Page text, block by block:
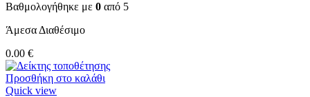
Βαθμολογήθηκε με 0 από 5
Άμεσα Διαθέσιμο
0.00 €
Προσθήκη στο καλάθι
Quick view